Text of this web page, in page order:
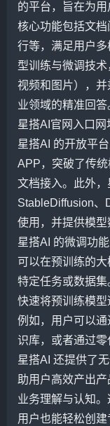
的平台，旨在为
核心功能包括文
行等，满足用户
型训练与微调技术
视频和图片），
业领域的精准回答
星搭AI官网入口网
星搭AI 的开放平
APP，突破了传
文档接入。此外
StableDiffusion、
使用，并提供模型
星搭AI 的微调功
可以在预训练的
特定任务或数据
快速将预训练模型
例如，用户可以
识库，或者通过零
星搭AI 还提供了
助用户高效产出
业务理解与认知
用户也能轻松创建